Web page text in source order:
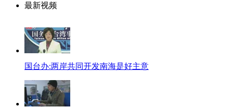
最新视频
国台办:两岸共同开发南海是好主意